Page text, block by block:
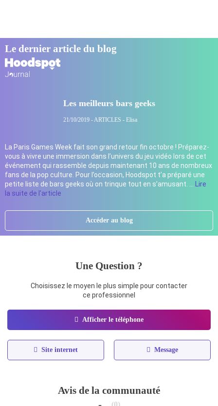
Le dernier article du blog
Les meilleurs bars geeks
21/10/2019 - ARTICLES - Elisa
La Paris Games Week fait son grand retour fin octobre ! Préparez-
vous à vivre une immersion dans l’univers du jeu vidéo lors de cet
événement qui rassemble depuis maintenant 10 ans de nombreux
fans de la pop culture. Pour l’occasion, Hoodspot t’a préparé une
petite liste de bars geeks où on trinque tout en s’amusant. …
Lire
la suite de l'article
Accéder au blog
Une Question ?
Choisissez le moyen le plus simple pour contacter
ce professionnel
Afficher le téléphone
Site internet Message
Avis de la communauté